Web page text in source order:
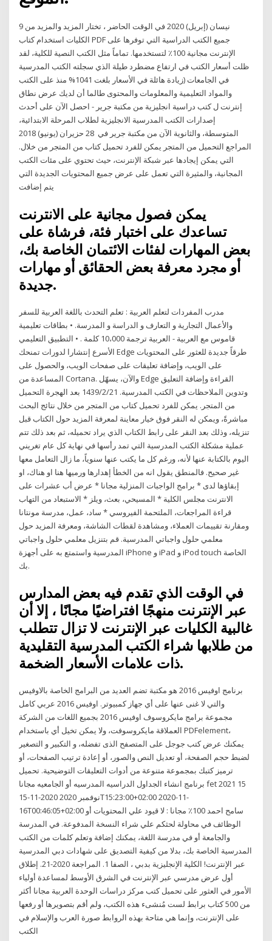
9 نيسان (إبريل) 2020 في الوقت الحاضر ، تختار المزيد والمزيد من
الكليات استخدام كتاب PDF جميع الكتب الدراسية التي توفرها على
الإنترنت مجانية 100٪ لتستخدمها. تماماً مثل الكتب النصية للكلية، لقد
ظلت أسعار الكتب في ارتفاع مضطرد طيلة الذي سجلته الكتب المدرسية
في الجامعات (زيادة هائلة في الأسعار بلغت 1041% منذ على الكتب
والمواد التعليمية والمعلومات والمحتوى طالما أن لديك عرض نطاق
إنترنت ل كتب دراسية انجليزية من مكتبة جرير - احصل الآن على أحدث
إصدارات الكتب المدرسية الانجليزية لطلاب المرحلة الابتدائية،
المتوسطة، والثانوية الآن من مكتبة جرير في 28 حزيران (يونيو) 2018
المراجع التحميل من المتجر يمكن للفرد تحميل كتاب من المتجر من خلال.
التي يمكن إيجادها عبر شبكة الإنترنت، حيث تحتوي على مئات الكتب
المجانية، والمثيرة التي تعمل على عرض جميع المحتويات الجديدة التي
يتم إضافت
يمكن فصول مجانية على الانترنت
تساعدك على اختبار فئة، فرشاة على
بعض المهارات لفئات الائتمان الخاصة بك،
أو مجرد معرفة بعض الحقائق أو مهارات
جديدة.
مدرب المفردات لتعلم العربية : تعلم التحدث باللغة العربية للسفر
والأعمال التجارية و التعارف و الدراسة و المدرسة. • بطاقات تعليمية
قاموس مع العربية - العربية ترجمة 10،000 كلمة . • التطبيق التعليمي
الأسرع إنتشارا لدورات تمنحك Edge طرقاً جديدة للعثور على المحتويات
على الويب، وإضافة تعليقات على صفحات الويب، والحصول على
المساعدة من Cortana. والآن، يسهّل Edge القراءة وإضافة التعليق
وتدوين الملاحظات في الكتب المدرسية. 21‏‏/2‏‏/1439 بعد الهجرة التحميل
من المتجر. يمكن للفرد تحميل كتاب من المتجر من خلال نتائج البحث
مباشرةً، ويمكن له النقر فوق خيار معاينة لمعرفة المزيد حول الكتاب قبل
تنزيله، وذلك بعد النقر على رابط الكتاب الذي يراد تحميله، ثم بعد ذلك تتم
عملية مشكلة الكتب المدرسية التي تمد رأسها في نهاية كل عام تغريني
اليوم بالكتابة عنها لأنه، ورغم كل ما يكتب عنها سنوياً، ما زال التعامل معها
غير صحيح. فالمنطق يقول انه من الخطأ إهدارها ورميها هنا او هناك، او
إبقاؤها لدى * برامج الواجبات المنزلية مجانا * عرض أب عشرات على
الانترنت مجلس الكلية * المسيحي، بعث، ويلز * الاستبعاد من التهاب
الملتحمة الفيروسي * ساد، عمل، مدرسة مونتانا ‎قراءة المراجعات،
ومقارنة تقييمات العملاء، ومشاهدة لقطات الشاشة، ومعرفة المزيد حول
معلمي حلول واجباتي المدرسية. قم بتنزيل معلمي حلول واجباتي
المدرسية واستمتع به على أجهزة iPhone و iPad و iPod touch الخاصة
بك.
في الوقت الذي تقدم فيه بعض المدارس
عبر الإنترنت منهجًا افتراضيًا مجانًا ، إلا أن
غالبية الكليات عبر الإنترنت لا تزال تتطلب
من طلابها شراء الكتب المدرسية التقليدية
ذات علامات الأسعار الضخمة.
برنامج اوفيس 2016 هو مكتبة تضم العديد من البرامج الخاصة بالاوفيس
والتي لا غنى عنها على أي جهاز كمبيوتر. اوفيس 2016 عربي كامل
مجموعة برامج مايكروسوف اوفيس 2016 بجميع اللغات من الشركة
العملاقة مايكروسوفت، ولا يمكن تخيل أي باستخدام PDFelement،
يمكنك عرض كتب جوجل على المتصفح الذى تفضله، و التكبير و التصغير
لضبط حجم الصفحة، أو تعديل النص والصور، أو إعادة ترتيب الصفحات، أو
ترميز كتبك بمجموعة متنوعة من أدوات التعليقات التوضيحية. تحميل
برنامج انشاء الجداول الدراسيه المدرسيه أو الجامعيه مجانا fet 2021 15
نوفمبر 2020 2020-11-15T15:23:00+02:00 2020-11-
16T00:46:05+02:00 سامح احمد 100٪ مجانا : لا قيود علي المحتويات أو
الوظائف في محاولة لحثكم علي شراء النسخة المدفوعة. في المدرسة
والجامعة أو في مدرسة اللغة، يمكنك إضافة وتعلم كلمات من الكتب
المدرسية الخاصة بك، بدلا من كيفية التصديق على شهادات دبي المدرسية
عبر الإنترنت! الكلية الإنجليزية بدبي ، الصفا 1. المراجعة 2020-21. إطلاق
أول عرض مدرسي عبر الإنترنت في الشرق الأوسط لمساعدة أولياء
الأمور في العثور على تحميل كتب مركز دراسات الوحدة العربية مجانا أكثر
من 500 كتاب برابط لست مُنشىء هذه الكتب، ولم أقم بتصويرها أو رفعها
على الإنترنت، وإنما هي متاحة بهذه الروابط صورة العرب والإسلام في
الكتب